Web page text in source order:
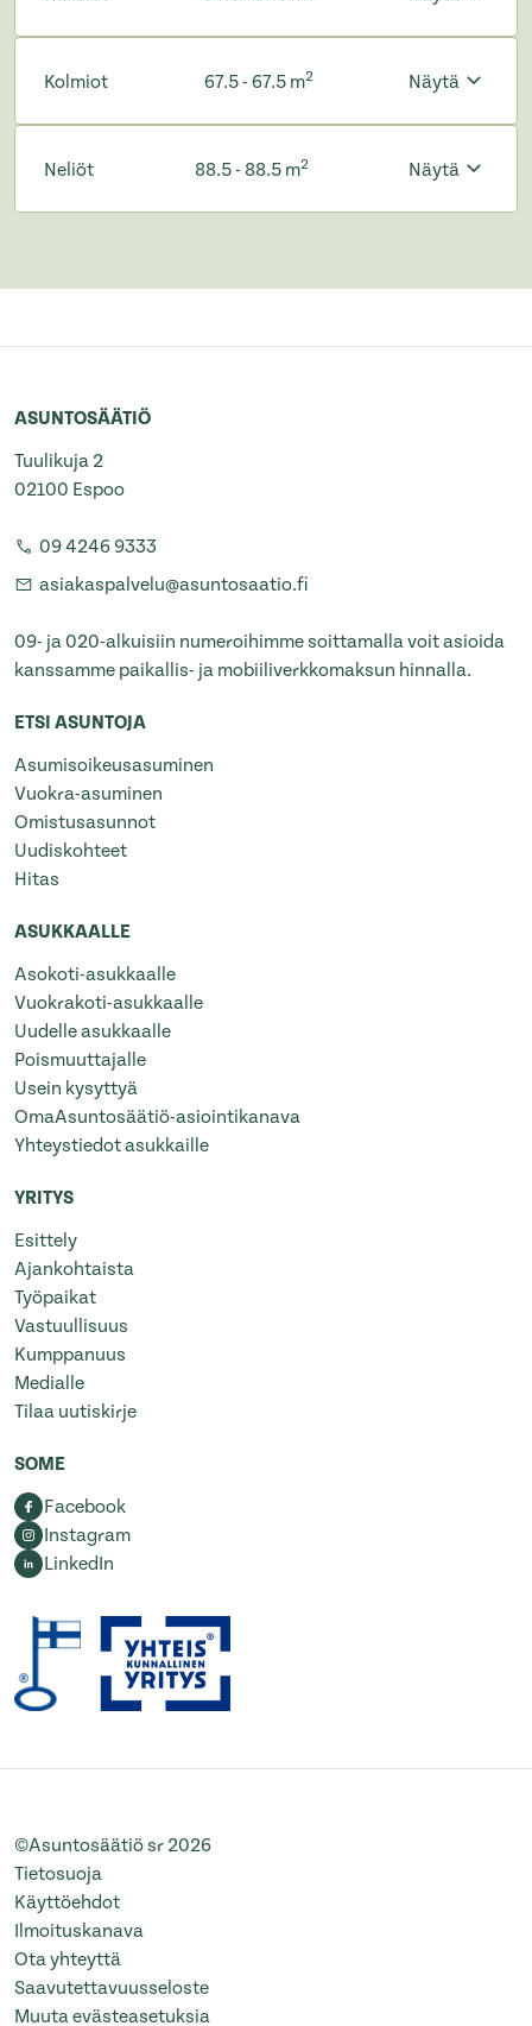
Kolmiot 67.5 - 67.5 m2 Näytä
Neliöt 88.5 - 88.5 m2 Näytä
ASUNTOSÄÄTIÖ
Tuulikuja 2
02100 Espoo
09 4246 9333
asiakaspalvelu@asuntosaatio.fi
09- ja 020-alkuisiin numeroihimme soittamalla voit asioida
kanssamme paikallis- ja mobiiliverkkomaksun hinnalla.
ETSI ASUNTOJA
Asumisoikeusasuminen
Vuokra-asuminen
Omistusasunnot
Uudiskohteet
Hitas
ASUKKAALLE
Asokoti-asukkaalle
Vuokrakoti-asukkaalle
Uudelle asukkaalle
Poismuuttajalle
Usein kysyttyä
OmaAsuntosäätiö-asiointikanava
Yhteystiedot asukkaille
YRITYS
Esittely
Ajankohtaista
Työpaikat
Vastuullisuus
Kumppanuus
Medialle
Tilaa uutiskirje
SOME
Facebook
Instagram
LinkedIn
©Asuntosäätiö sr 2026
Tietosuoja
Käyttöehdot
Ilmoituskanava
Ota yhteyttä
Saavutettavuusseloste
Muuta evästeasetuksia